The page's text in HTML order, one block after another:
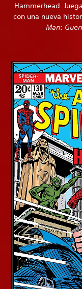
Hammerhead.
con una nueva
Man: